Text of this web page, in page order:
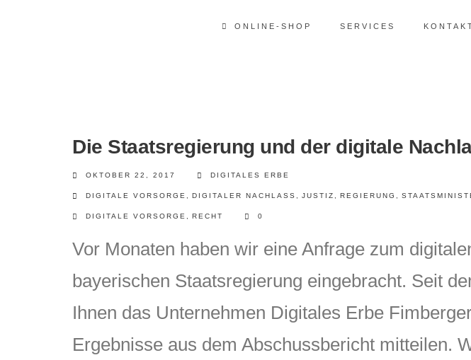
ONLINE-SHOP SERVICES
Die Staatsregierung und der digitale
OKTOBER 22, 2017 DIGITALES ERBE
DIGITALE VORSORGE DIGITALER NACHLASS JUSTIZ REGIERUNG
DIGITALE VORSORGE RECHT 0
Vor Monaten haben wir eine Anfrage zum
bayerischen Staatsregierung eingebracht. Seit
Ihnen das Unternehmen Digitales Erbe
Ergebnisse aus dem Abschussbericht mitteilen.